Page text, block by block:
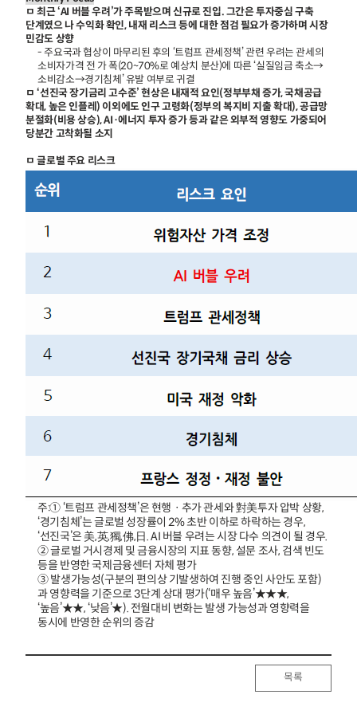
ㅁ 최근 ‘AI 버블 우려’가 주목받으며 신규로 진입. 그간은 투자중심 구축
단계였으 나 수익화 확인, 내재 리스크 등에 대한 점검 필요가 증가하며 시장
민감도 상향
- 주요국과 협상이 마무리된 후의 ‘트럼프 관세정책’ 관련 우려는 관세의
소비자가격 전 가 폭(20~70%로 예상치 분산)에 따른 ‘실질임금 축소→
소비감소→경기침체’ 유발 여부로 귀결
ㅁ ‘선진국 장기금리 고수준’ 현상은 내재적 요인(정부부채 증가, 국채공급
확대, 높은 인플레) 이외에도 인구 고령화(정부의 복지비 지출 확대), 공급망
분절화(비용 상승), AI·에너지 투자 증가 등과 같은 외부적 영향도 가중되어
당분간 고착화될 소지
ㅁ 글로벌 주요 리스크
주:① ‘트럼프 관세정책’은 현행ㆍ추가 관세와 對美투자 압박 상황,
‘경기침체’는 글로벌 성장률이 2% 초반 이하로 하락하는 경우,
‘선진국’은 美,英,獨,佛,日. AI 버블 우려는 시장 다수 의견이 될 경우.
② 글로벌 거시경제 및 금융시장의 지표 동향, 설문 조사, 검색 빈도
등을 반영한 국제금융센터 자체 평가
③ 발생가능성(구분의 편의상 기발생하여 진행 중인 사안도 포함)
과 영향력을 기준으로 3단계 상대 평가(‘매우 높음’★★★,
‘높음’★★, ‘낮음’★). 전월대비 변화는 발생 가능성과 영향력을
동시에 반영한 순위의 증감
목록